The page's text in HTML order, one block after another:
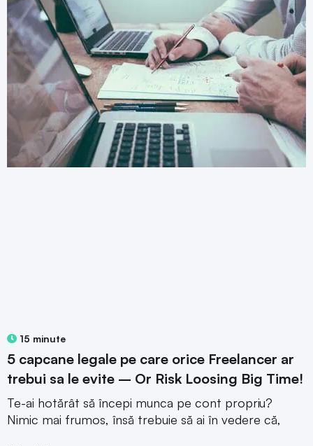
15 minute
5 capcane legale pe care orice Freelancer ar
trebui sa le evite – Or Risk Loosing Big Time!
Te-ai hotărât să începi munca pe cont propriu?
Nimic mai frumos, însă trebuie să ai în vedere că,